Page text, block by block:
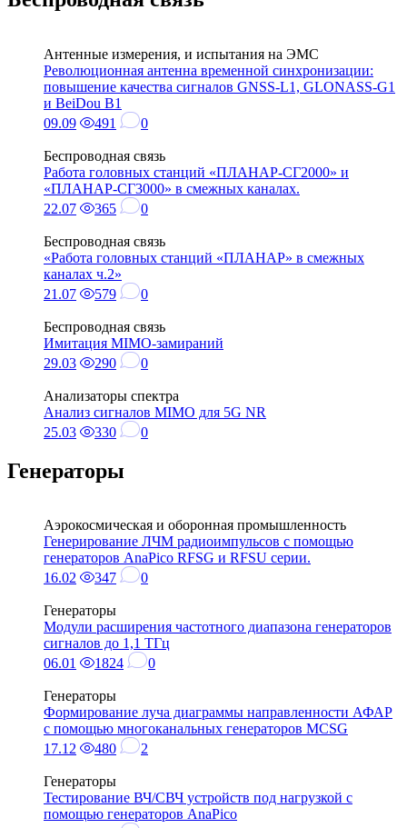
Антенные измерения, и испытания на ЭМС
Революционная антенна временной синхронизации:
повышение качества сигналов GNSS-L1, GLONASS-G1
и BeiDou B1
09.09
491 0
Беспроводная связь
Работа головных станций «ПЛАНАР-СГ2000» и
«ПЛАНАР-СГ3000» в смежных каналах.
22.07
365 0
Беспроводная связь
«Работа головных станций «ПЛАНАР» в смежных
каналах ч.2»
21.07
579 0
Беспроводная связь
Имитация MIMO-замираний
29.03
290 0
Анализаторы спектра
Анализ сигналов MIMO для 5G NR
25.03
330 0
Генераторы
Аэрокосмическая и оборонная промышленность
Генерирование ЛЧМ радиоимпульсов с помощью
генераторов AnaPico RFSG и RFSU серии.
16.02
347 0
Генераторы
Модули расширения частотного диапазона генераторов
сигналов до 1,1 ТГц
06.01
1824 0
Генераторы
Формирование луча диаграммы направленности АФАР
с помощью многоканальных генераторов MCSG
17.12
480 2
Генераторы
Тестирование ВЧ/СВЧ устройств под нагрузкой с
помощью генераторов AnaPico